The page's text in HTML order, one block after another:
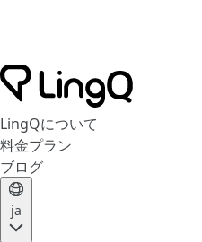
LingQについて
料金プラン
ブログ
ja